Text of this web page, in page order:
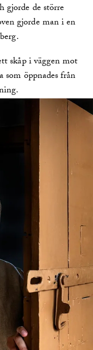
gjorde de större
gjorde man i en
skåp i väggen mot
öppnades från